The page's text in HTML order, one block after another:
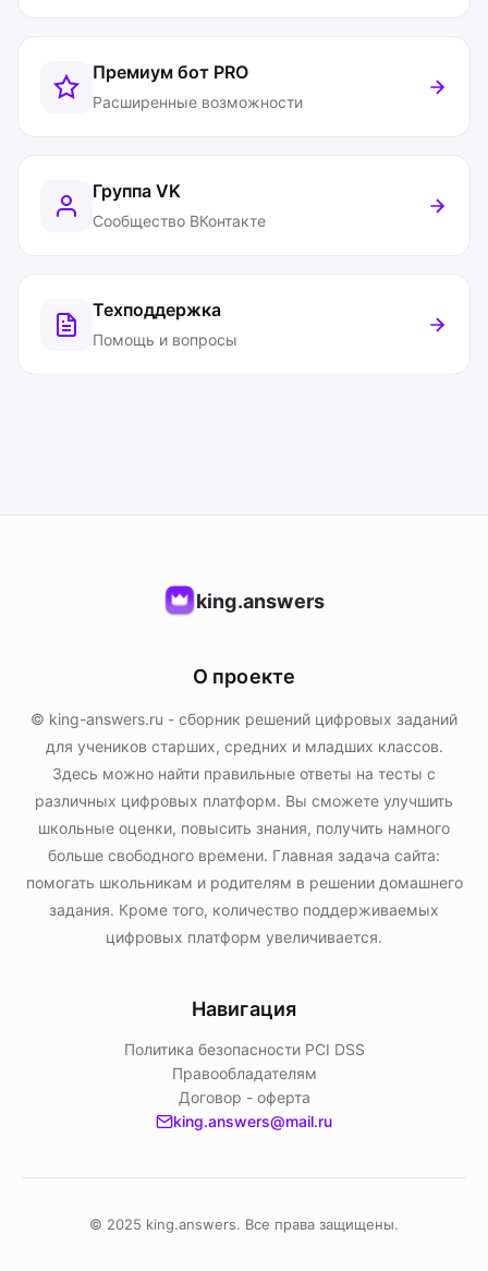
Премиум бот PRO
Расширенные возможности
Группа VK
Сообщество ВКонтакте
Техподдержка
Помощь и вопросы
king.answers
О проекте
© king-answers.ru - сборник решений цифровых заданий
для учеников старших, средних и младших классов.
Здесь можно найти правильные ответы на тесты с
различных цифровых платформ. Вы сможете улучшить
школьные оценки, повысить знания, получить намного
больше свободного времени. Главная задача сайта:
помогать школьникам и родителям в решении домашнего
задания. Кроме того, количество поддерживаемых
цифровых платформ увеличивается.
Навигация
Политика безопасности PСI DSS
Правообладателям
Договор - оферта
king.answers@mail.ru
© 2025 king.answers. Все права защищены.